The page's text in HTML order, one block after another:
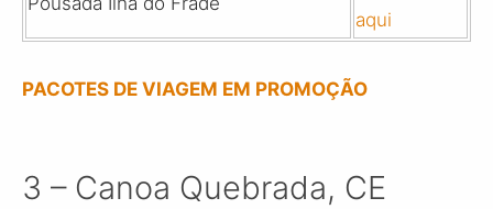
aqui
PACOTES DE VIAGEM EM PROMOÇÃO
3 – Canoa Quebrada, CE